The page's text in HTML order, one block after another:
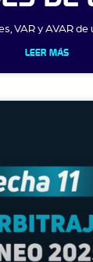
VAR y AVAR de
LEER MÁS